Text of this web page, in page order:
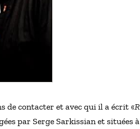
de contacter et avec qui il a écrit «
par Serge Sarkissian et situées